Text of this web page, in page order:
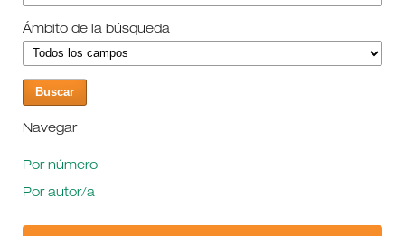
Ámbito de la búsqueda
Navegar
Por número
Por autor/a